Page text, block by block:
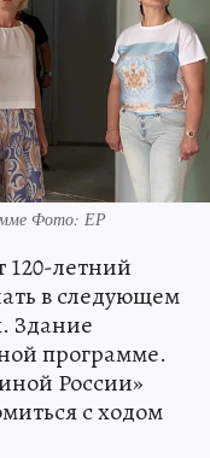
Фото: ЕР
120-летний
в следующем
Здание
программе.
России»
с ходом